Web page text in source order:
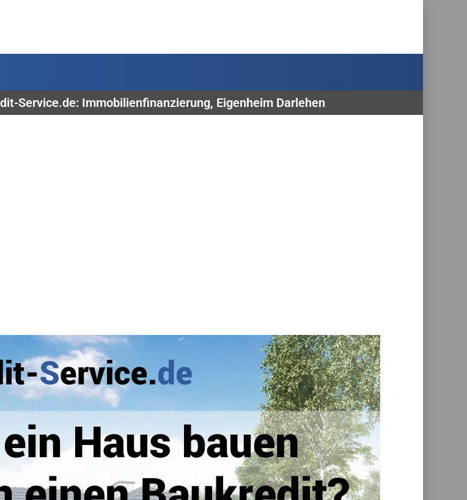
Service.de: Immobilienfinanzierung, Eigenheim Darlehen